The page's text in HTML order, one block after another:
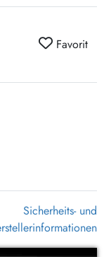
Favorit
Sicherheits- und